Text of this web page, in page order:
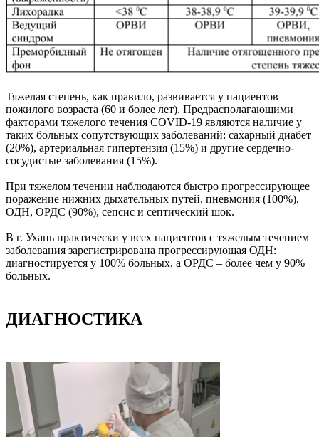
Тяжелая степень, как правило, развивается у пациентов
пожилого возраста (60 и более лет). Предрасполагающими
факторами тяжелого течения COVID-19 являются наличие у
таких больных сопутствующих заболеваний: сахарный диабет
(20%), артериальная гипертензия (15%) и другие сердечно-
сосудистые заболевания (15%).
При тяжелом течении наблюдаются быстро прогрессирующее
поражение нижних дыхательных путей, пневмония (100%),
ОДН, ОРДС (90%), сепсис и септический шок.
В г. Ухань практически у всех пациентов с тяжелым течением
заболевания зарегистрирована прогрессирующая ОДН:
диагностируется у 100% больных, а ОРДС – более чем у 90%
больных.
ДИАГНОСТИКА